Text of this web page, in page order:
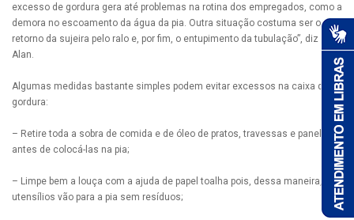
excesso de gordura gera até problemas na rotina dos empregados, como a
demora no escoamento da água da pia. Outra situação costuma ser o
retorno da sujeira pelo ralo e, por fim, o entupimento da tubulação”, diz
Alan.
Algumas medidas bastante simples podem evitar excessos na caixa de
gordura:
– Retire toda a sobra de comida e de óleo de pratos, travessas e panelas
antes de colocá-las na pia;
– Limpe bem a louça com a ajuda de papel toalha pois, dessa maneira, os
utensílios vão para a pia sem resíduos;